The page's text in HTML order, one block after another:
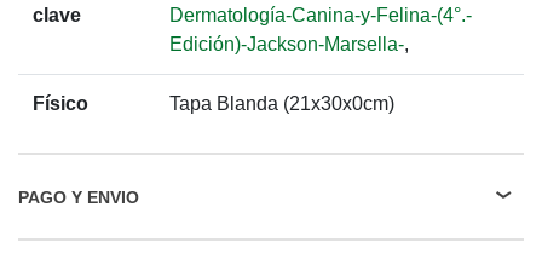
clave
Dermatología-Canina-y-Felina-(4°.-
Edición)-Jackson-Marsella-,
Físico Tapa Blanda (21x30x0cm)
PAGO Y ENVIO